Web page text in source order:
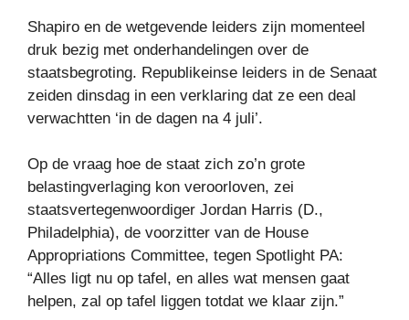
Shapiro en de wetgevende leiders zijn momenteel
druk bezig met onderhandelingen over de
staatsbegroting. Republikeinse leiders in de Senaat
zeiden dinsdag in een verklaring dat ze een deal
verwachtten ‘in de dagen na 4 juli’.
Op de vraag hoe de staat zich zo’n grote
belastingverlaging kon veroorloven, zei
staatsvertegenwoordiger Jordan Harris (D.,
Philadelphia), de voorzitter van de House
Appropriations Committee, tegen Spotlight PA:
“Alles ligt nu op tafel, en alles wat mensen gaat
helpen, zal op tafel liggen totdat we klaar zijn.”